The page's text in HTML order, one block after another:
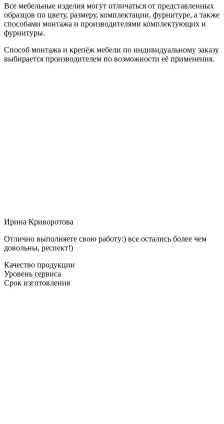
Все мебельные изделия могут отличаться от представленных
образцов по цвету, размеру, комплектации, фурнитуре, а также
способами монтажа и производителями комплектующих и
фурнитуры.
Способ монтажа и крепёж мебели по индивидуальному заказу
выбирается производителем по возможности её применения.
Ирина Криворотова
Отлично выполняете свою работу:) все остались более чем
довольны, респект!)
Качество продукции
Уровень сервиса
Срок изготовления